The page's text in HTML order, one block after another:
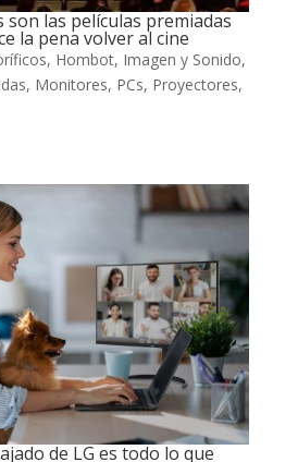
son las películas premiadas
la pena volver al cine
, Hombot, Imagen y Sonido,
, Monitores, PCs, Proyectores,
de LG es todo lo que